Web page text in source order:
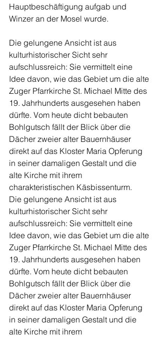
Hauptbeschäftigung aufgab und
Winzer an der Mosel wurde.
Die gelungene Ansicht ist aus
kulturhistorischer Sicht sehr
aufschlussreich: Sie vermittelt eine
Idee davon, wie das Gebiet um die alte
Zuger Pfarrkirche St. Michael Mitte des
19. Jahrhunderts ausgesehen haben
dürfte. Vom heute dicht bebauten
Bohlgutsch fällt der Blick über die
Dächer zweier alter Bauernhäuser
direkt auf das Kloster Maria Opferung
in seiner damaligen Gestalt und die
alte Kirche mit ihrem
charakteristischen Käsbissenturm.
Die gelungene Ansicht ist aus
kulturhistorischer Sicht sehr
aufschlussreich: Sie vermittelt eine
Idee davon, wie das Gebiet um die alte
Zuger Pfarrkirche St. Michael Mitte des
19. Jahrhunderts ausgesehen haben
dürfte. Vom heute dicht bebauten
Bohlgutsch fällt der Blick über die
Dächer zweier alter Bauernhäuser
direkt auf das Kloster Maria Opferung
in seiner damaligen Gestalt und die
alte Kirche mit ihrem